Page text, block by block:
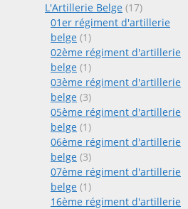
L'Artillerie Belge (17)
01er régiment d'artillerie
belge (1)
02ème régiment d'artillerie
belge (1)
03ème régiment d'artillerie
belge (3)
05ème régiment d'artillerie
belge (1)
06ème régiment d'artillerie
belge (3)
07ème régiment d'artillerie
belge (1)
16ème régiment d'artillerie